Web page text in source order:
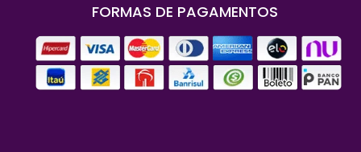
FORMAS DE PAGAMENTOS